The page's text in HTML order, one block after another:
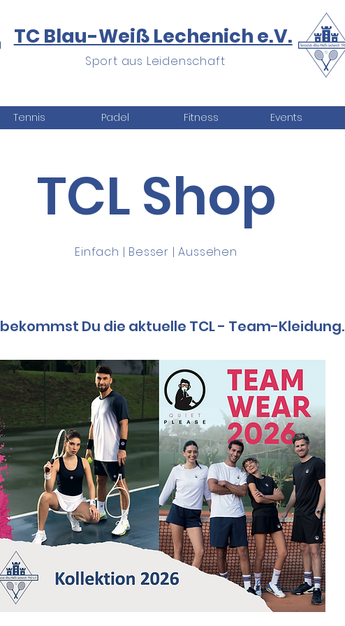
TC Blau-Weiß Lechenich e.V.
Sport aus Leidenschaft
Tennis Padel Fitness Events
TCL Shop
Einfach | Besser | Aussehen
Du die aktuelle TCL - Team-Kleidung.